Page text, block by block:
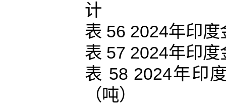
计
表 56 2024年印
表 57 2024年印
表 58 2024年印
（吨）